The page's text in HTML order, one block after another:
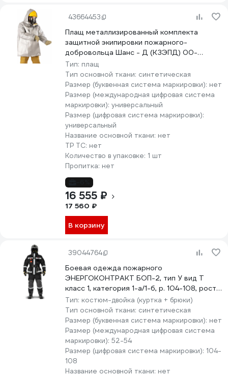
43664453
Плащ металлизированный комплекта
защитной экипировки пожарного-
добровольца Шанс - Д (КЗЭПД) 00-
00000030
Тип: плащ
Тип основной ткани: синтетическая
Размер (буквенная система маркировки): нет
Размер (международная цифровая система
маркировки): универсальный
Размер (цифровая система маркировки):
универсальный
Название основной ткани: нет
ТР ТС: нет
Количество в упаковке: 1 шт
Пропитка: нет
16 555 ₽
17 560 ₽
В корзину
39044764
Боевая одежда пожарного
ЭНЕРГОКОНТРАКТ БОП-2, тип У вид Т
класс 1, категория 1-а/1-б, р. 104-108, рост
182/188, черный 5310000000067
Тип: костюм-двойка (куртка + брюки)
Тип основной ткани: синтетическая
Размер (буквенная система маркировки): нет
Размер (международная цифровая система
маркировки): 52-54
Размер (цифровая система маркировки): 104-
108
Название основной ткани: нет